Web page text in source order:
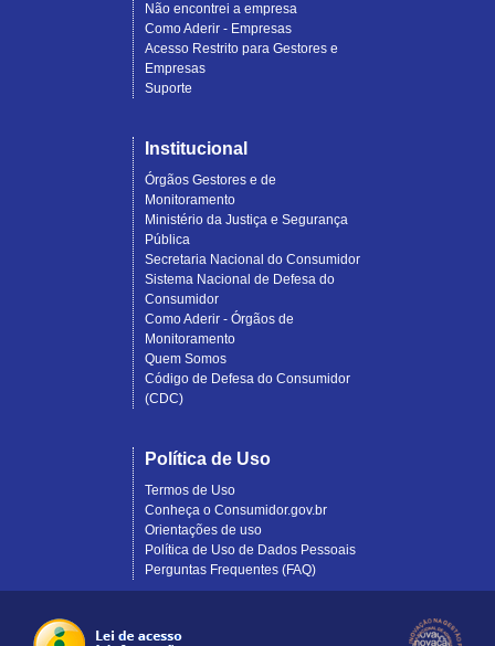
Não encontrei a empresa
Como Aderir - Empresas
Acesso Restrito para Gestores e
Empresas
Suporte
Institucional
Órgãos Gestores e de
Monitoramento
Ministério da Justiça e Segurança
Pública
Secretaria Nacional do Consumidor
Sistema Nacional de Defesa do
Consumidor
Como Aderir - Órgãos de
Monitoramento
Quem Somos
Código de Defesa do Consumidor
(CDC)
Política de Uso
Termos de Uso
Conheça o Consumidor.gov.br
Orientações de uso
Política de Uso de Dados Pessoais
Perguntas Frequentes (FAQ)